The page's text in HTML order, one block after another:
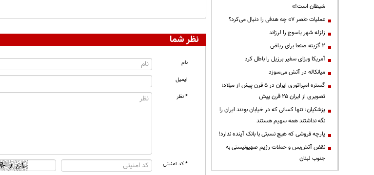
نظر شما
نام
ایمیل
* نظر
* کد امنیتی
شیطان است!»
عملیات «نصر ۷» چه هدفی را دنبال می‌کرد؟
زلزله شهر یاسوج را لرزاند
۲ گزینه صنعا برای ریاض
آمریکا ویزای سفیر برزیل را باطل کرد
میانکاله در آتش می‌سوزد
گستره امپراتوری ایران در ۵ قرن پیش از میلاد؛
تصویری از ایران ۲۵ قرن پیش
پزشکیان: تنها کسانی که در خیابان بودند ایران را
نگه نداشتند همه سهیم هستند
پارچه فروشی که هیچ نسبتی با بانک آینده ندارد!
نقض آتش‌بس و حملات رژیم صهیونیستی به
جنوب لبنان